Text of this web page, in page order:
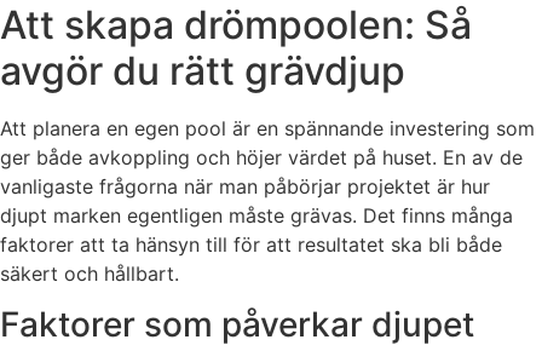
Att skapa drömpoolen: Så
avgör du rätt grävdjup
Att planera en egen pool är en spännande investering som
ger både avkoppling och höjer värdet på huset. En av de
vanligaste frågorna när man påbörjar projektet är hur
djupt marken egentligen måste grävas. Det finns många
faktorer att ta hänsyn till för att resultatet ska bli både
säkert och hållbart.
Faktorer som påverkar djupet